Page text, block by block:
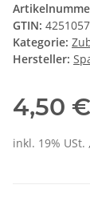
GTIN:
Kategorie:
Hersteller:
4,50 €
inkl. 19% USt.